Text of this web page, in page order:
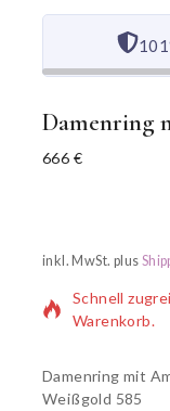
Damenring
666 €
inkl. MwSt. plus
3 Produkte
Schnell
Warenkorb.
Damenring mit
Weißgold 585